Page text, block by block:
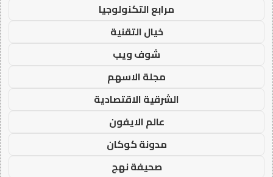
مرابع التكنولوجيا
خيال التقنية
شوف ويب
مجلة الاسهم
الشرقية الاقتصادية
عالم الايفون
مدونة كوكان
صحيفة نهج